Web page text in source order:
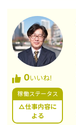
0いいね!
稼働ステータス
△仕事内容に
よる